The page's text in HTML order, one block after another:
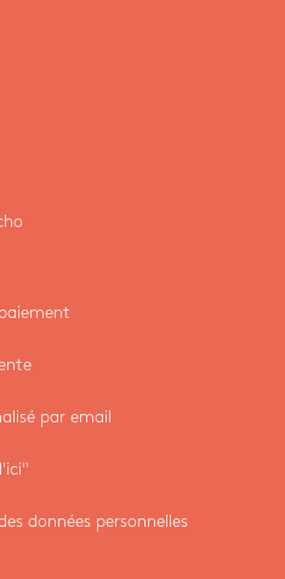
par email
données personnelles